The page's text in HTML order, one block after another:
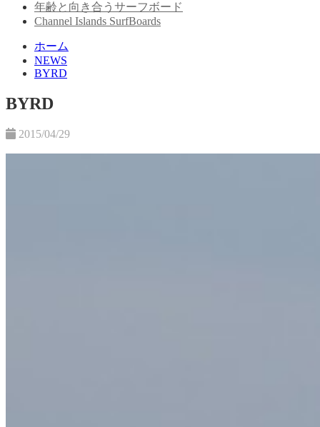
年齢と向き合うサーフボード
Channel Islands SurfBoards
ホーム
NEWS
BYRD
BYRD
2015/04/29